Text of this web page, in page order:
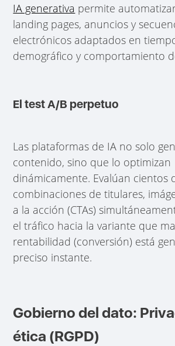
IA generativa permite
landing pages, anuncios y
electrónicos adaptados en
demográfico y comportamiento
El test A/B perpetuo
Las plataformas de IA no solo
contenido, sino que lo optimizan
dinámicamente. Evalúan cientos
combinaciones de titulares,
a la acción (CTAs)
el tráfico hacia la variante que
rentabilidad (conversión) está
preciso instante.
Gobierno del dato:
ética (RGPD)